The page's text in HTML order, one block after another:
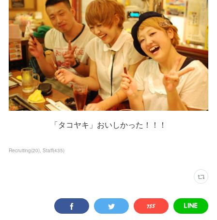
「タコヤキ」おいしかった！！！
Recruiting(20) Staff(435)